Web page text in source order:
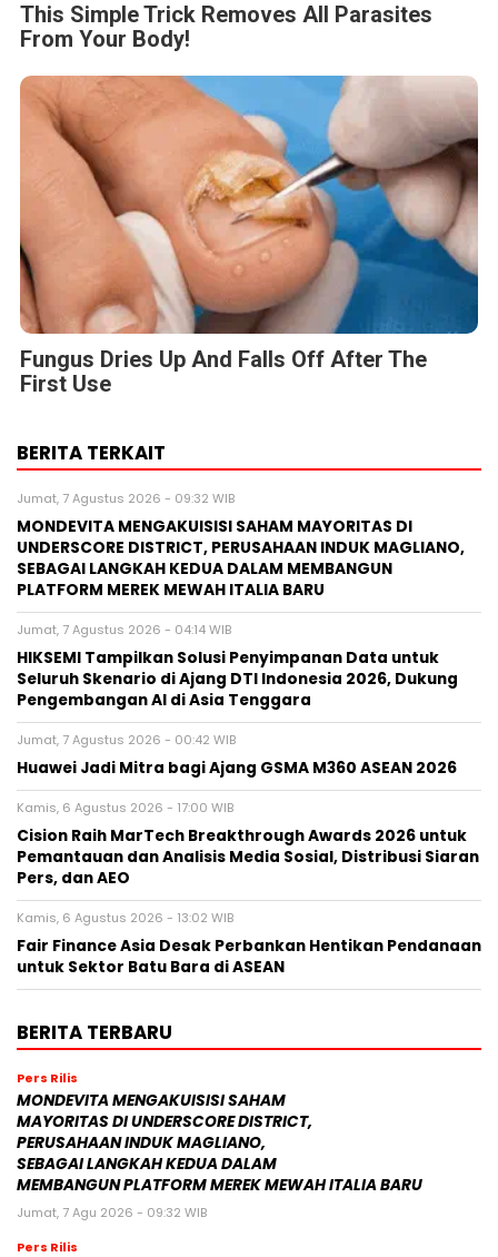
This Simple Trick Removes All Parasites
From Your Body!
Fungus Dries Up And Falls Off After The
First Use
BERITA TERKAIT
Jumat, 7 Agustus 2026 - 09:32 WIB
MONDEVITA MENGAKUISISI SAHAM MAYORITAS DI
UNDERSCORE DISTRICT, PERUSAHAAN INDUK MAGLIANO,
SEBAGAI LANGKAH KEDUA DALAM MEMBANGUN
PLATFORM MEREK MEWAH ITALIA BARU
Jumat, 7 Agustus 2026 - 04:14 WIB
HIKSEMI Tampilkan Solusi Penyimpanan Data untuk
Seluruh Skenario di Ajang DTI Indonesia 2026, Dukung
Pengembangan AI di Asia Tenggara
Jumat, 7 Agustus 2026 - 00:42 WIB
Huawei Jadi Mitra bagi Ajang GSMA M360 ASEAN 2026
Kamis, 6 Agustus 2026 - 17:00 WIB
Cision Raih MarTech Breakthrough Awards 2026 untuk
Pemantauan dan Analisis Media Sosial, Distribusi Siaran
Pers, dan AEO
Kamis, 6 Agustus 2026 - 13:02 WIB
Fair Finance Asia Desak Perbankan Hentikan Pendanaan
untuk Sektor Batu Bara di ASEAN
BERITA TERBARU
Pers Rilis
MONDEVITA MENGAKUISISI SAHAM
MAYORITAS DI UNDERSCORE DISTRICT,
PERUSAHAAN INDUK MAGLIANO,
SEBAGAI LANGKAH KEDUA DALAM
MEMBANGUN PLATFORM MEREK MEWAH ITALIA BARU
Jumat, 7 Agu 2026 - 09:32 WIB
Pers Rilis